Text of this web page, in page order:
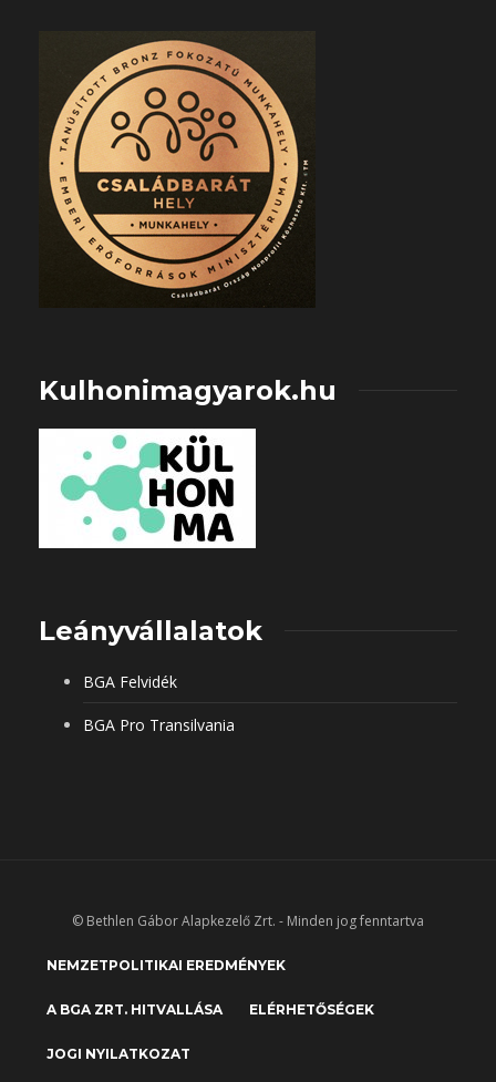
Kulhonimagyarok.hu
Leányvállalatok
BGA Felvidék
BGA Pro Transilvania
© Bethlen Gábor Alapkezelő Zrt. - Minden jog fenntartva
NEMZETPOLITIKAI EREDMÉNYEK
A BGA ZRT. HITVALLÁSA ELÉRHETŐSÉGEK
JOGI NYILATKOZAT